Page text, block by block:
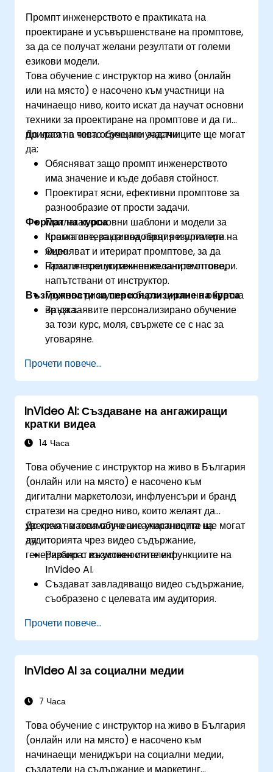
Промпт инженерството е практиката на
проектиране и усъвършенстване на промптове,
за да се получат желани резултати от големи
езикови модели.
Това обучение с инструктор на живо (онлайн
или на място) е насочено към участници на
начинаещо ниво, които искат да научат основни
техники за проектиране на промптове и да ги
прилагат в често срещани задачи.
До края на това обучение участниците ще могат
да:
Обясняват защо промпт инженерството
има значение и къде добавя стойност.
Проектират ясни, ефективни промптове за
разнообразие от прости задачи.
Прилагат основни шаблони и модели за
промптове, за да подобрят резултатите.
Оценяват и итерират промптове, за да
намалят грешките и нежеланите отговори.
Формат на курса
Кратка интерактивна лекция и примери на
живо.
Практически упражнения за промптове,
напътствани от инструктор.
Групова дискусия и бързи цикли на обратна
връзка.
Възможности за персонализиране на курса
За да заявите персонализирано обучение
за този курс, моля, свържете се с нас за
уговаряне.
Прочети повече...
InVideo AI: Създаване на ангажиращи
кратки видеа
14 Часа
Това обучение с инструктор на живо в България
(онлайн или на място) е насочено към
дигитални маркетолози, инфлуенсъри и бранд
стратези на средно ниво, които желаят да
увеличат максимално ангажираността на
аудиторията чрез видео съдържание,
генерирано с изкуствен интелект.
До края на това обучение участниците ще могат
да:
Разбират възможностите и функциите на
InVideo AI.
Създават завладяващо видео съдържание,
съобразено с целевата им аудитория.
взаимодействието и задържането на
зрителите.
Анализират показателите за ефективност,
за да усъвършенстват стратегиите за видео
Прочети повече...
InVideo AI за социални медии
7 Часа
Това обучение с инструктор на живо в България
(онлайн или на място) е насочено към
начинаещи мениджъри на социални медии,
създатели на съдържание и маркетинг